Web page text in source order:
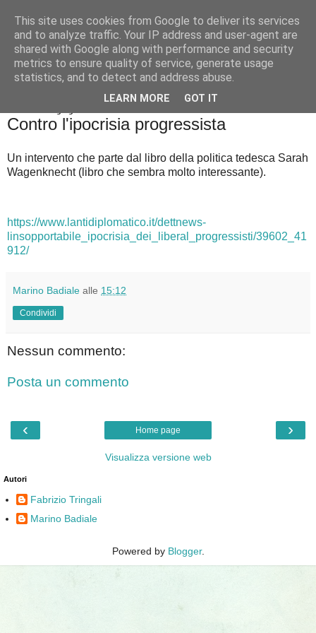
Badiale & Tringali
Contro l'ipocrisia progressista
Un intervento che parte dal libro della politica tedesca Sarah
Wagenknecht (libro che sembra molto interessante).
https://www.lantidiplomatico.it/dettnews-
linsopportabile_ipocrisia_dei_liberal_progressisti/39602_41
912/
Marino Badiale alle 15:12
Condividi
Nessun commento:
Posta un commento
‹ ›
Home page
Visualizza versione web
Autori
Fabrizio Tringali
Marino Badiale
Powered by Blogger.
This site uses cookies from Google to deliver its services
and to analyze traffic. Your IP address and user-agent are
shared with Google along with performance and security
metrics to ensure quality of service, generate usage
statistics, and to detect and address abuse.
LEARN MORE GOT IT